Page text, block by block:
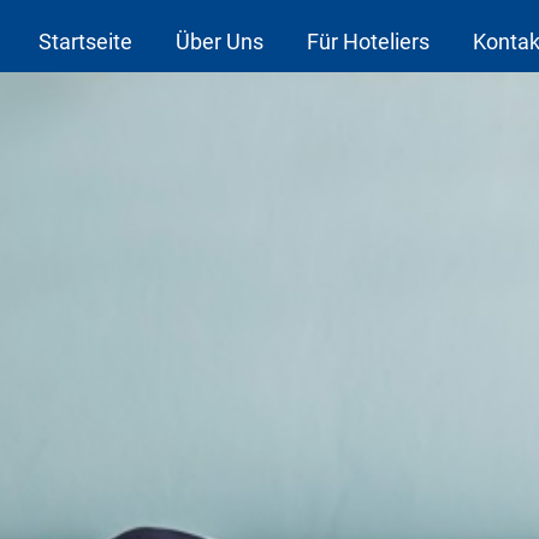
Startseite Über Uns Für Hoteliers